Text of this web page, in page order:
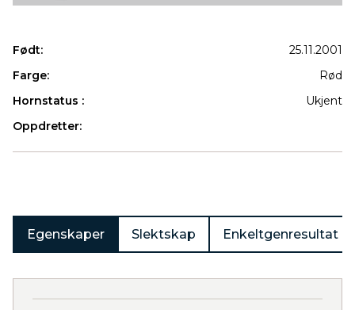
Født:
25.11.2001
Farge:
Rød
Hornstatus :
Ukjent
Oppdretter:
Egenskaper Slektskap Enkeltgenresultat